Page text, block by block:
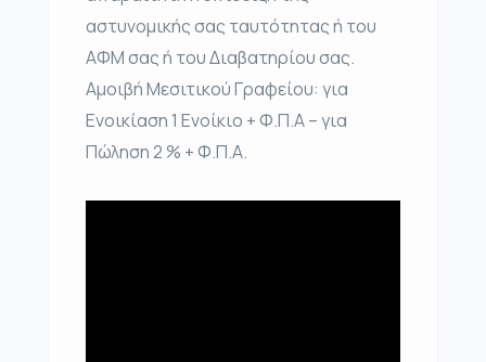
αστυνομικής σας ταυτότητας ή του
ΑΦΜ σας ή του Διαβατηρίου σας.
Αμοιβή Μεσιτικού Γραφείου: για
Ενοικίαση 1 Ενοίκιο + Φ.Π.Α – για
Πώληση 2 % + Φ.Π.Α.